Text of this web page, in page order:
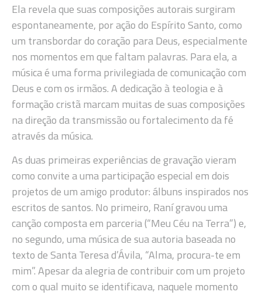
Ela revela que suas composições autorais surgiram
espontaneamente, por ação do Espírito Santo, como
um transbordar do coração para Deus, especialmente
nos momentos em que faltam palavras. Para ela, a
música é uma forma privilegiada de comunicação com
Deus e com os irmãos. A dedicação à teologia e à
formação cristã marcam muitas de suas composições
na direção da transmissão ou fortalecimento da fé
através da música.
As duas primeiras experiências de gravação vieram
como convite a uma participação especial em dois
projetos de um amigo produtor: álbuns inspirados nos
escritos de santos. No primeiro, Raní gravou uma
canção composta em parceria (“Meu Céu na Terra”) e,
no segundo, uma música de sua autoria baseada no
texto de Santa Teresa d’Ávila, “Alma, procura-te em
mim”. Apesar da alegria de contribuir com um projeto
com o qual muito se identificava, naquele momento